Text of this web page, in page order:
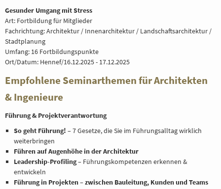
Gesunder Umgang mit Stress
Art: Fortbildung für Mitglieder
Fachrichtung: Architektur / Innenarchitektur / Landschaftsarchitektur /
Stadtplanung
Umfang: 16 Fortbildungspunkte
Ort/Datum: Hennef/16.12.2025 - 17.12.2025
Empfohlene Seminarthemen für Architekten
& Ingenieure
Führung & Projektverantwortung
So geht Führung! – 7 Gesetze, die Sie im Führungsalltag wirklich
weiterbringen
Führen auf Augenhöhe in der Architektur
Leadership-Profiling– Führungskompetenzen erkennen &
entwickeln
Führung in Projekten – zwischen Bauleitung, Kunden und Teams